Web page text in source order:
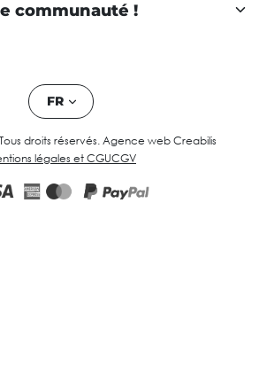
communauté !
FR
droits réservés. Agence web Creabilis
légales et CGUCGV